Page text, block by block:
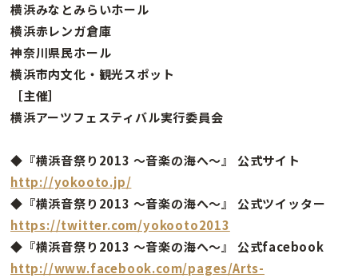
横浜みなとみらいホール
横浜赤レンガ倉庫
神奈川県民ホール
横浜市内文化・観光スポット
［主催］
横浜アーツフェスティバル実行委員会
◆『横浜音祭り2013 〜音楽の海へ〜』 公式サイト
http://yokooto.jp/
◆『横浜音祭り2013 〜音楽の海へ〜』 公式ツイッター
https://twitter.com/yokooto2013
◆『横浜音祭り2013 〜音楽の海へ〜』 公式facebook
http://www.facebook.com/pages/Arts-